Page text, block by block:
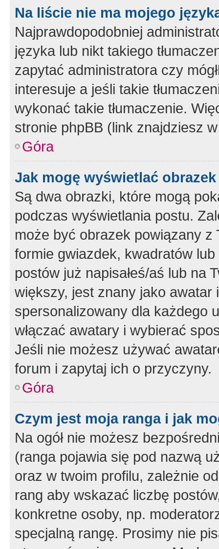
Na liście nie ma mojego
Najprawdopodobniej
języka lub nikt takiego
zapytać administratora czy
interesuje a jeśli takie
wykonać takie tłumaczenie.
stronie phpBB (link znajdziesz
Góra
Jak mogę wyświetlać
Są dwa obrazki, które mogą
podczas wyświetlania postu.
może być obrazek powiązany z
formie gwiazdek, kwadratów
postów już napisałeś/aś lub na
większy, jest znany jako
spersonalizowany dla każdego
włączać awatary i wybierać
Jeśli nie możesz używać
forum i zapytaj ich o przyczyny.
Góra
Czym jest moja ranga i jak
Na ogół nie możesz
(ranga pojawia się pod nazwą
oraz w twoim profilu, zależnie
rang aby wskazać liczbę
konkretne osoby, np.
specjalną rangę. Prosimy nie